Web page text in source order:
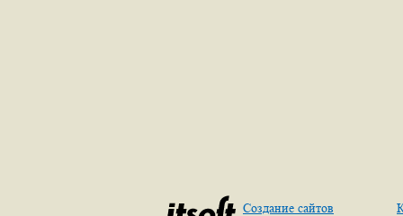
Создание сайтов